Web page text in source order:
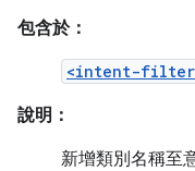
包含於：
<intent-
說明：
新增類別名稱至